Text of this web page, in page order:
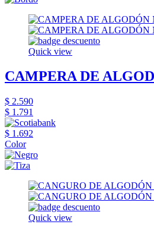
Quick view
CAMPERA DE
$ 2.590
$ 1.791
$ 1.692
Color
Quick view